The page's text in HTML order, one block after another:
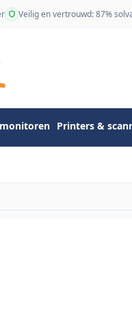
Veilig en vertrouwd: 87%
Printers &